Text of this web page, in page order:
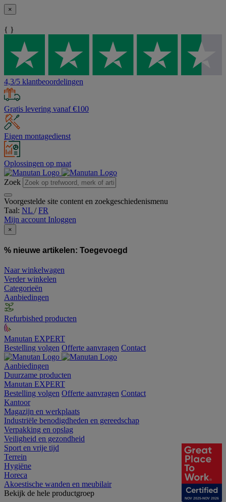
×
{ }
4,3/5 klantbeoordelingen
Gratis levering vanaf €100
Eigen montagedienst
Oplossingen op maat
Zoek
Voorgestelde site content en zoekgeschiedenismenu
Taal: NL /FR
Mijn account Inloggen
×
% nieuwe artikelen: Toegevoegd
Naar winkelwagen
Verder winkelen
Categorieën
Aanbiedingen
Refurbished producten
Manutan EXPERT
Bestelling volgen Offerte aanvragen Contact
Aanbiedingen
Duurzame producten
Manutan EXPERT
Bestelling volgen Offerte aanvragen Contact
Kantoor
Magazijn en werkplaats
Industriële benodigdheden en gereedschap
Verpakking en opslag
Veiligheid en gezondheid
Sport en vrije tijd
Terrein
Hygiëne
Horeca
Akoestische wanden en meubilair
Bekijk de hele productgroep
NOV 2025-NOV 2026